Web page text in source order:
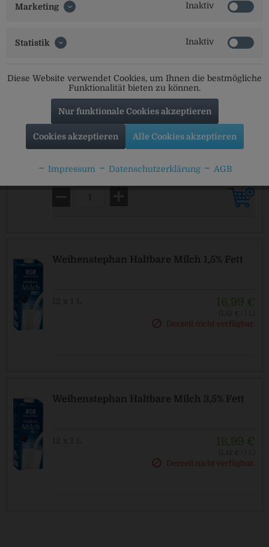
MEHRWEG
14,49 €
(3,22 € / 1 L)
MEHRWEG zzgl. Pfand: 2,40 € *
Weihenstephan Haltbare Milch 1,5% Fett
16,99 €
Derzeit nicht verfügbar.
Weihenstephan Haltbare Milch 3,5% Fett
16,99 €
Derzeit nicht verfügbar.
Marketing Inaktiv
Statistik Inaktiv
Diese Website verwendet Cookies, um Ihnen die bestmögliche
Funktionalität bieten zu können.
Nur funktionale Cookies akzeptieren
Cookies akzeptieren Alle Cookies akzeptieren
Impressum Datenschutzerklärung AGB